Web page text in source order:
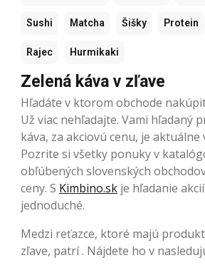
Sushi Matcha Šišky Protein
Rajec Hurmikaki
Zelená káva v zľave
Hľadáte v ktorom obchode
Už viac nehľadajte. Vami hľadaný
káva, za akciovú cenu, je aktuálne
Pozrite si všetky ponuky v
obľúbených slovenských
ceny. S Kimbino.sk je hľadanie
jednoduché.
Medzi reťazce, ktoré majú
zľave, patrí . Nájdete ho v